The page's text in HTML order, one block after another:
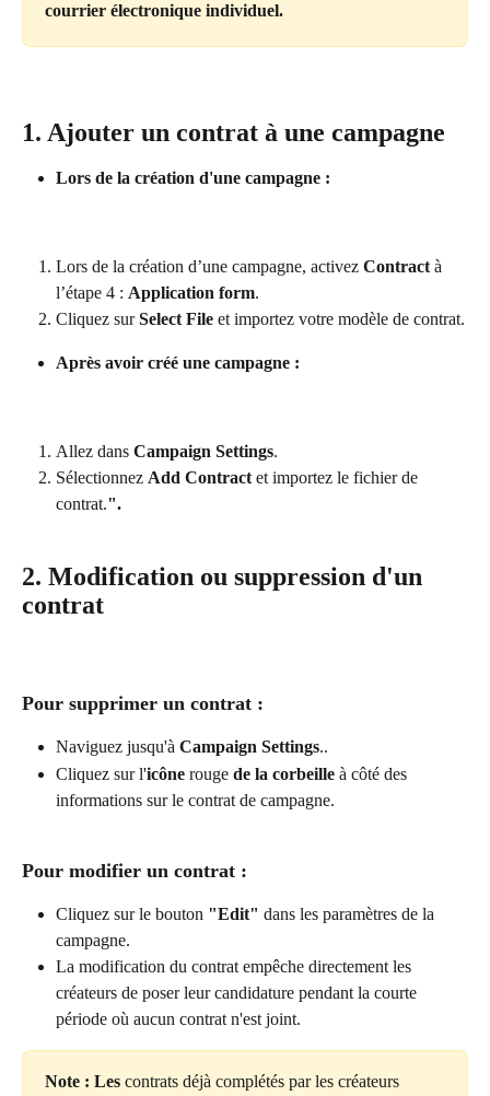
courrier électronique individuel.
1. Ajouter un contrat à une campagne
Lors de la création d'une campagne :
Lors de la création d’une campagne, activez Contract à
l’étape 4 : Application form.
Cliquez sur Select File et importez votre modèle de contrat.
Après avoir créé une campagne :
Allez dans Campaign Settings.
Sélectionnez Add Contract et importez le fichier de
contrat.".
2. Modification ou suppression d'un
contrat
Pour supprimer un contrat :
Naviguez jusqu'à Campaign Settings..
Cliquez sur l'icône rouge de la corbeille à côté des
informations sur le contrat de campagne.
Pour modifier un contrat :
Cliquez sur le bouton "Edit" dans les paramètres de la
campagne.
La modification du contrat empêche directement les
créateurs de poser leur candidature pendant la courte
période où aucun contrat n'est joint.
Note : Les contrats déjà complétés par les créateurs